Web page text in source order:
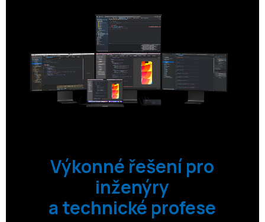
Výkonné řešení pro
inženýry
a technické profese